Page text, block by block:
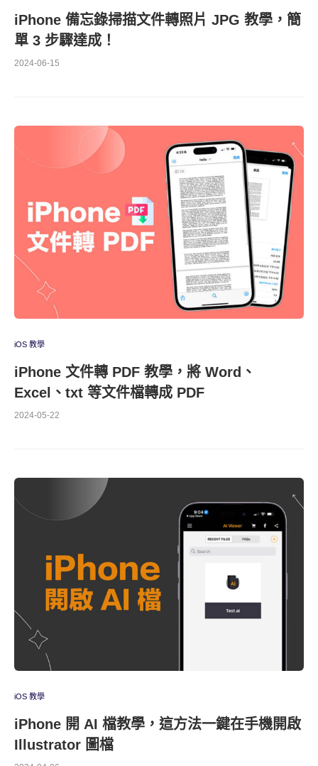
iPhone 備忘錄掃描文件轉照片 JPG 教學，簡
單 3 步驟達成！
2024-06-15
iOS 教學
iPhone 文件轉 PDF 教學，將 Word、
Excel、txt 等文件檔轉成 PDF
2024-05-22
iOS 教學
iPhone 開 AI 檔教學，這方法一鍵在手機開啟
Illustrator 圖檔